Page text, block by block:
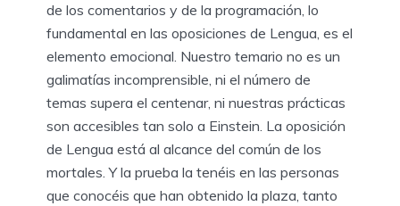
de los comentarios y de la programación, lo
fundamental en las oposiciones de Lengua, es el
elemento emocional. Nuestro temario no es un
galimatías incomprensible, ni el número de
temas supera el centenar, ni nuestras prácticas
son accesibles tan solo a Einstein. La oposición
de Lengua está al alcance del común de los
mortales. Y la prueba la tenéis en las personas
que conocéis que han obtenido la plaza, tanto